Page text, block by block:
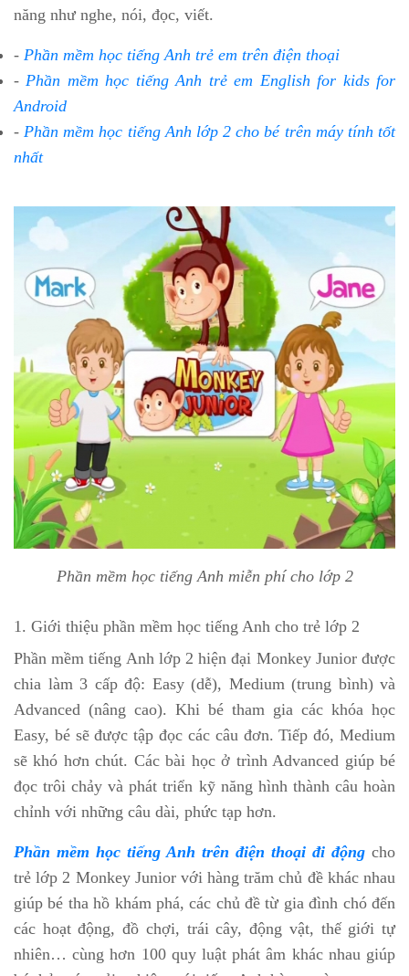
năng như nghe, nói, đọc, viết.
- Phần mềm học tiếng Anh trẻ em trên điện thoại
-Phần mềm học tiếng Anh trẻ em English for kids for
Android
-Phần mềm học tiếng Anh lớp 2 cho bé trên máy tính tốt
nhất
Phần mềm học tiếng Anh miễn phí cho lớp 2
1. Giới thiệu phần mềm học tiếng Anh cho trẻ lớp 2
Phần mềm tiếng Anh lớp 2 hiện đại Monkey Junior được
chia làm 3 cấp độ: Easy (dễ), Medium (trung bình) và
Advanced (nâng cao). Khi bé tham gia các khóa học
Easy, bé sẽ được tập đọc các câu đơn. Tiếp đó, Medium
sẽ khó hơn chút. Các bài học ở trình Advanced giúp bé
đọc trôi chảy và phát triển kỹ năng hình thành câu hoàn
chỉnh với những câu dài, phức tạp hơn.
Phần mềm học tiếng Anh trên điện thoại đi động cho
trẻ lớp 2 Monkey Junior với hàng trăm chủ đề khác nhau
giúp bé tha hồ khám phá, các chủ đề từ gia đình chó đến
các hoạt động, đồ chợi, trái cây, động vật, thế giới tự
nhiên… cùng hơn 100 quy luật phát âm khác nhau giúp